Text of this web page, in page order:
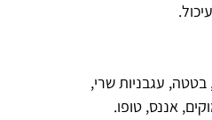
בטטה, עגבניות שרי,
אננס, טופו.